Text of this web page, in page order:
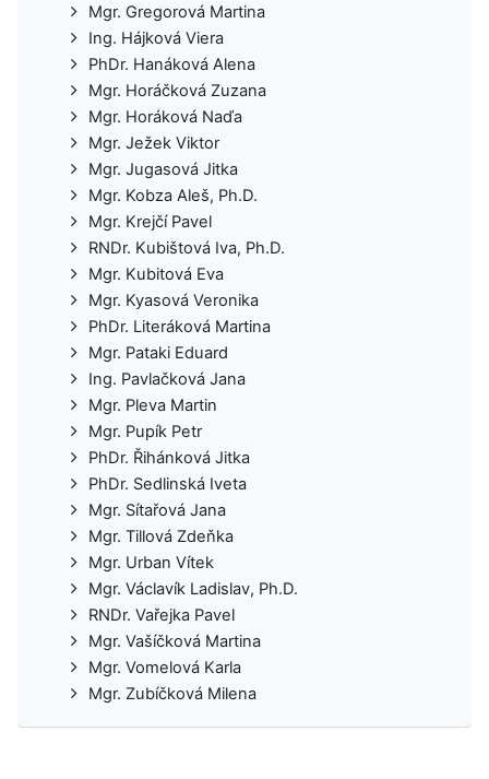
Mgr. Gregorová Martina
Ing. Hájková Viera
PhDr. Hanáková Alena
Mgr. Horáčková Zuzana
Mgr. Horáková Naďa
Mgr. Ježek Viktor
Mgr. Jugasová Jitka
Mgr. Kobza Aleš, Ph.D.
Mgr. Krejčí Pavel
RNDr. Kubištová Iva, Ph.D.
Mgr. Kubitová Eva
Mgr. Kyasová Veronika
PhDr. Literáková Martina
Mgr. Pataki Eduard
Ing. Pavlačková Jana
Mgr. Pleva Martin
Mgr. Pupík Petr
PhDr. Řihánková Jitka
PhDr. Sedlinská Iveta
Mgr. Sítařová Jana
Mgr. Tillová Zdeňka
Mgr. Urban Vítek
Mgr. Václavík Ladislav, Ph.D.
RNDr. Vařejka Pavel
Mgr. Vašíčková Martina
Mgr. Vomelová Karla
Mgr. Zubíčková Milena